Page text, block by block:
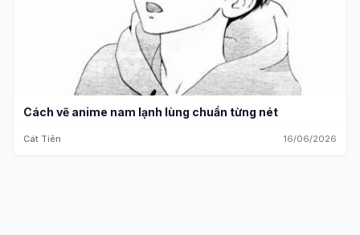
Cách vẽ anime nam lạnh lùng chuẩn từng nét
Cát Tiên 16/06/2026